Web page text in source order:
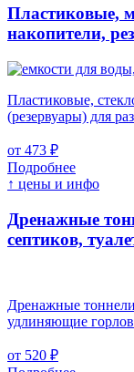
Пластиковые,
накопители,
Пластиковые,
(резервуары) для
от 473 ₽
Подробнее
↑ цены и инфо
Дренажные
септиков,
Дренажные
удлиняющие
от 520 ₽